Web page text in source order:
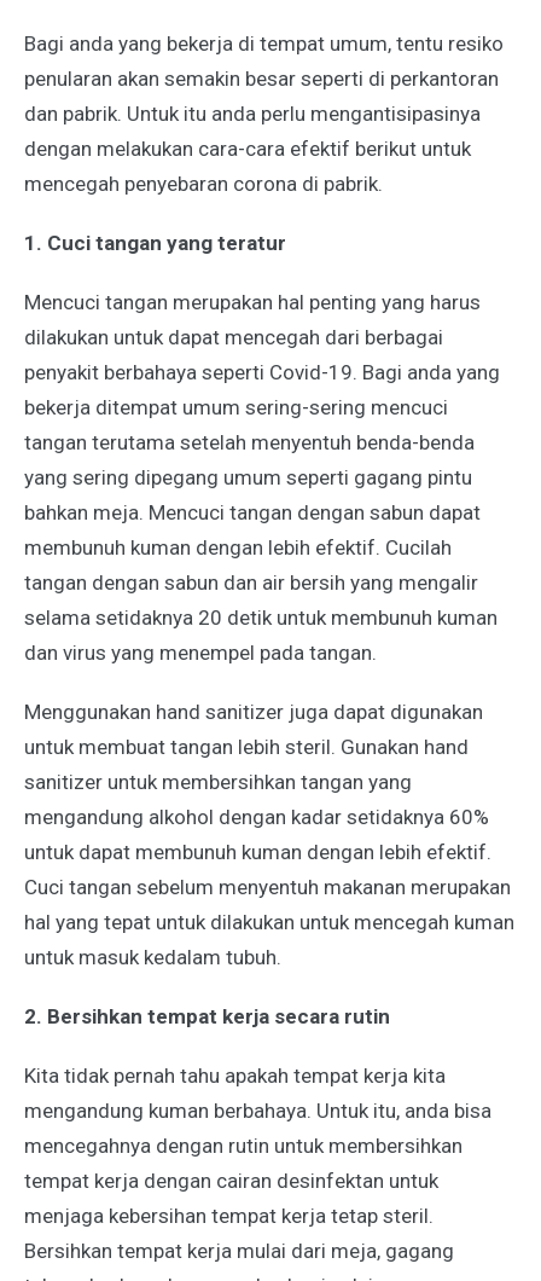
Bagi anda yang bekerja di tempat umum, tentu resiko
penularan akan semakin besar seperti di perkantoran
dan pabrik. Untuk itu anda perlu mengantisipasinya
dengan melakukan cara-cara efektif berikut untuk
mencegah penyebaran corona di pabrik.
1. Cuci tangan yang teratur
Mencuci tangan merupakan hal penting yang harus
dilakukan untuk dapat mencegah dari berbagai
penyakit berbahaya seperti Covid-19. Bagi anda yang
bekerja ditempat umum sering-sering mencuci
tangan terutama setelah menyentuh benda-benda
yang sering dipegang umum seperti gagang pintu
bahkan meja. Mencuci tangan dengan sabun dapat
membunuh kuman dengan lebih efektif. Cucilah
tangan dengan sabun dan air bersih yang mengalir
selama setidaknya 20 detik untuk membunuh kuman
dan virus yang menempel pada tangan.
Menggunakan hand sanitizer juga dapat digunakan
untuk membuat tangan lebih steril. Gunakan hand
sanitizer untuk membersihkan tangan yang
mengandung alkohol dengan kadar setidaknya 60%
untuk dapat membunuh kuman dengan lebih efektif.
Cuci tangan sebelum menyentuh makanan merupakan
hal yang tepat untuk dilakukan untuk mencegah kuman
untuk masuk kedalam tubuh.
2. Bersihkan tempat kerja secara rutin
Kita tidak pernah tahu apakah tempat kerja kita
mengandung kuman berbahaya. Untuk itu, anda bisa
mencegahnya dengan rutin untuk membersihkan
tempat kerja dengan cairan desinfektan untuk
menjaga kebersihan tempat kerja tetap steril.
Bersihkan tempat kerja mulai dari meja, gagang